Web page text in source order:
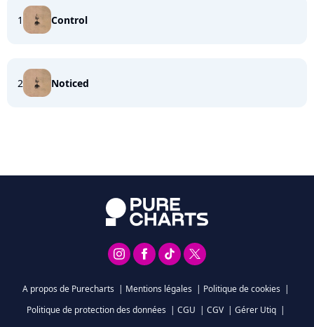
1 Control
2 Noticed
A propos de Purecharts | Mentions légales | Politique de cookies |
Politique de protection des données | CGU | CGV | Gérer Utiq |